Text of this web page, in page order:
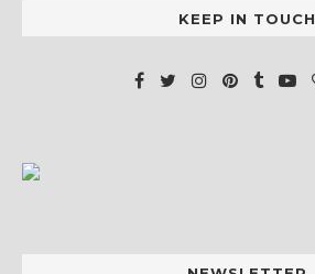
KEEP IN TOUCH